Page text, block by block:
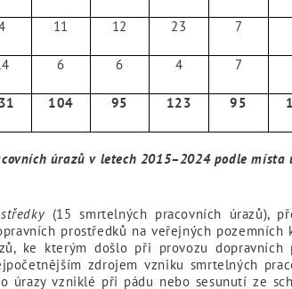
11 12 23 7
6 6 4 7
104 95 123 95
úrazů v letech 2015–2024 podle místa
(15 smrtelných pracovních úrazů),
prostředků na veřejných pozemních
ke kterým došlo při provozu dopravních
zdrojem vzniku smrtelných
úrazy vzniklé při pádu nebo sesunutí ze